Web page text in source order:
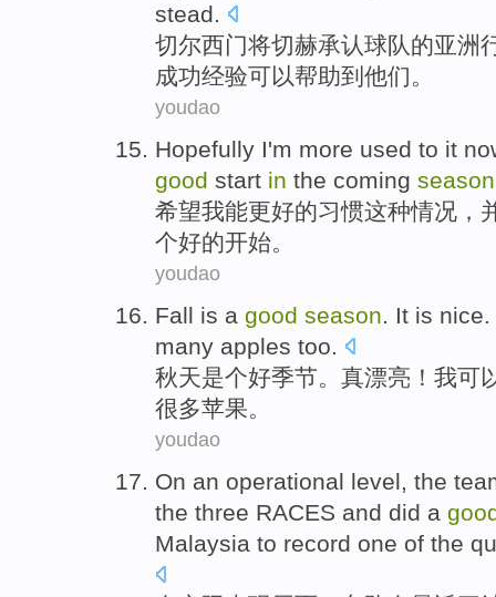
stead.
切尔西门将切赫承认球队的亚洲
成功经验可以帮助到 他们。
youdao
Hopefully I'm more used to it
good start in the coming season
希望我能更好的习惯这种情况 ，
个好的开始。
youdao
Fall is a good season. It is nice.
many apples too.
秋天是个好季节。 真漂亮！ 我可
很多苹果。
youdao
On an operational level, the
the three RACES and did a
Malaysia to record one of the